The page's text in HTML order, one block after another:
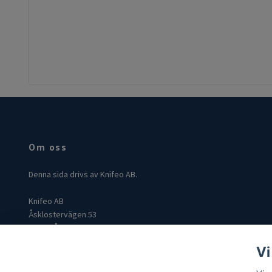
Om oss
Denna sida drivs av Knifeo AB.
Knifeo AB
Åsklostervägen 53
432 96 Åskloster